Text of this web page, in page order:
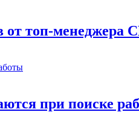
от топ-менеджера
при поиске